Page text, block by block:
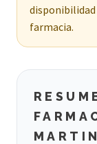
farmacia.